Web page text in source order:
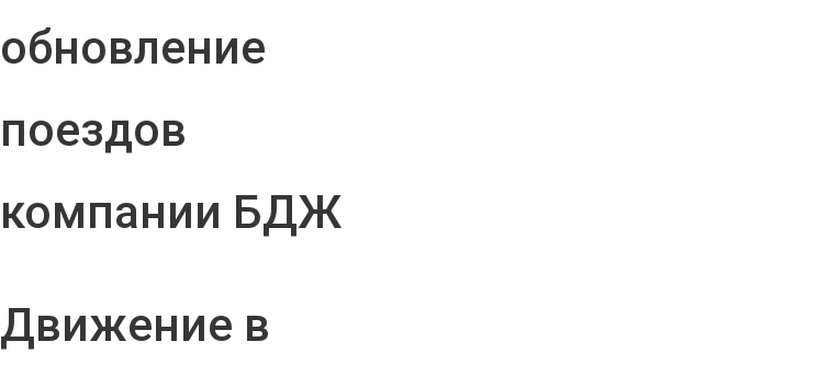
обновление
поездов
компании БДЖ
Движение в